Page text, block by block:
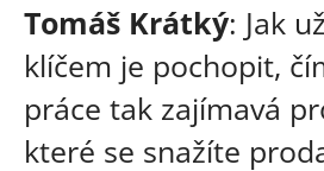
Tomáš Krátký: Jak
klíčem je pochopit,
práce tak zajímavá
které se snažíte